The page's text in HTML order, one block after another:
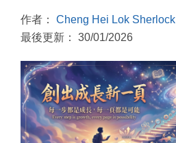
作者： Cheng Hei Lok Sherlock
最後更新： 30/01/2026